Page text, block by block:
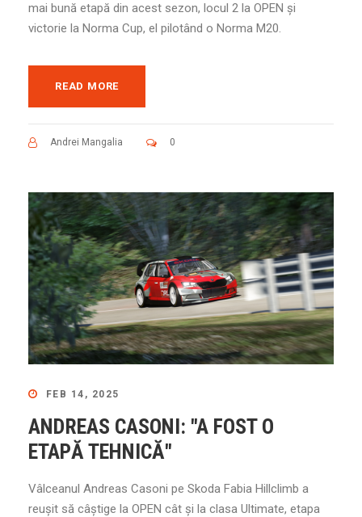
mai bună etapă din acest sezon, locul 2 la OPEN și
victorie la Norma Cup, el pilotând o Norma M20.
READ MORE
Andrei Mangalia 0
FEB 14, 2025
ANDREAS CASONI: "A FOST O
ETAPĂ TEHNICĂ"
Vâlceanul Andreas Casoni pe Skoda Fabia Hillclimb a
reușit să câștige la OPEN cât și la clasa Ultimate, etapa